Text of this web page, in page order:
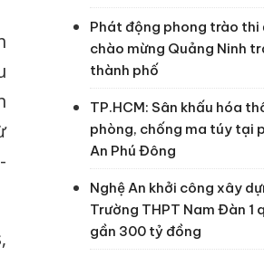
Phát động phong trào thi
chào mừng Quảng Ninh
thành phố
TP.HCM: Sân khấu hóa
phòng, chống ma túy tại
An Phú Đông
Nghệ An khởi công xây
Trường THPT Nam Đàn 1
gần 300 tỷ đồng